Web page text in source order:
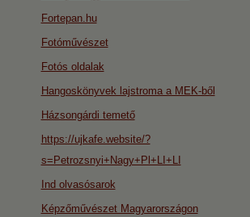
Fortepan.hu
Fotóművészet
Fotós oldalak
Hangoskönyvek lajstroma a MEK-ből
Házsongárdi temető
https://ujkafe.website/?
s=Petrozsnyi+Nagy+Pl+LI+LI
Ind olvasósarok
Képzőművészet Magyarországon